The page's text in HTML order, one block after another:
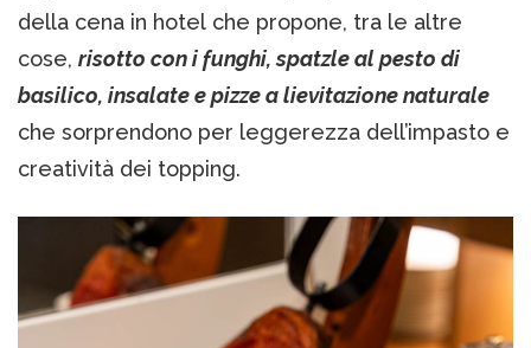
della cena in hotel che propone, tra le altre
cose, risotto con i funghi, spatzle al pesto di
basilico, insalate e pizze a lievitazione naturale
che sorprendono per leggerezza dell’impasto e
creatività dei topping.